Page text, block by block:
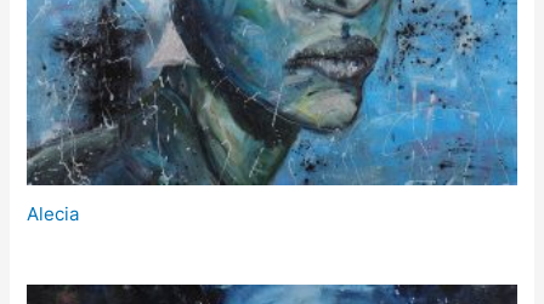
Alecia